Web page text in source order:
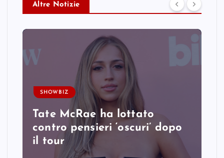
Altre Notizie
SHOWBIZ
Tate McRae ha lottato
contro pensieri ‘oscuri’ dopo
il tour